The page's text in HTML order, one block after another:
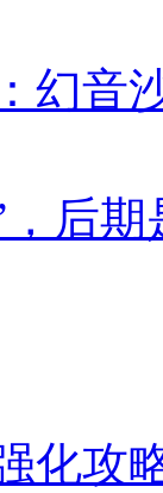
幻音
后
化攻